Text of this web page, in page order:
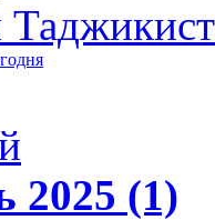
2025 (1)